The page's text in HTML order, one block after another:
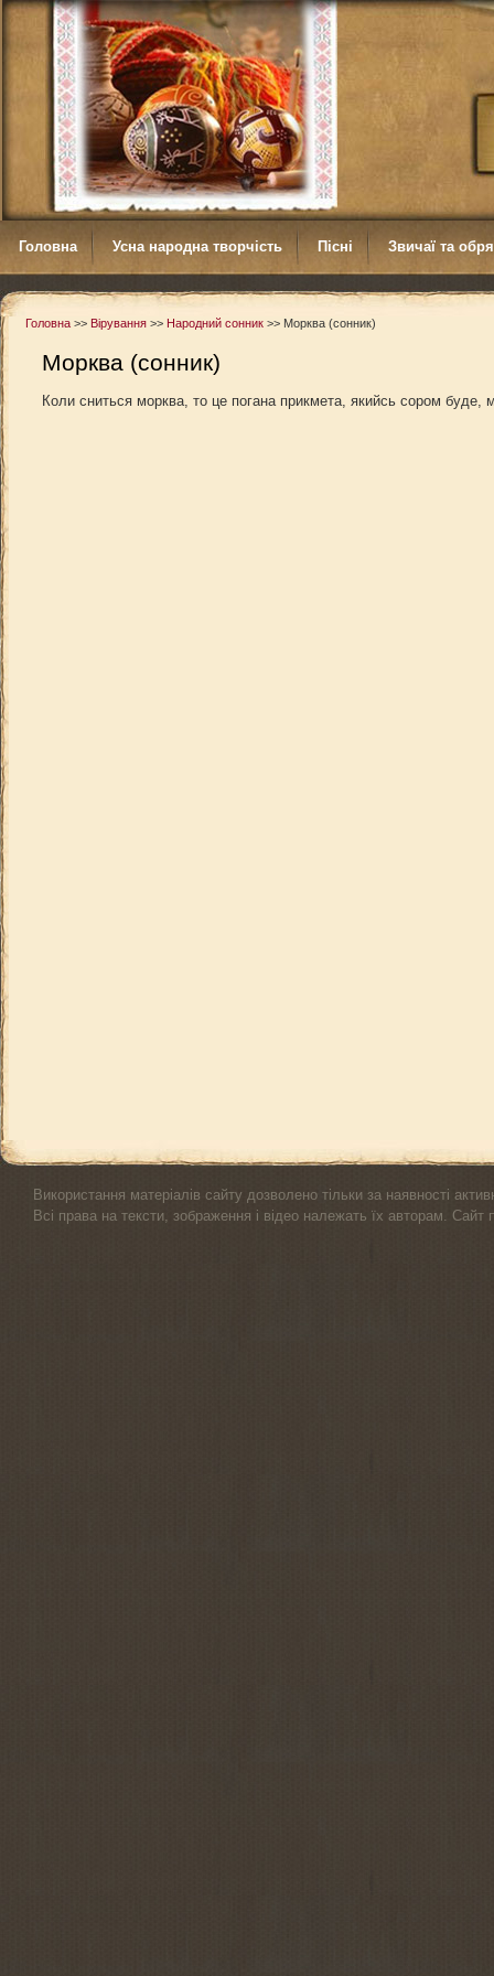
Головна Усна народна творчість Пісні Звичаї та
Головна >> Вірування >> Народний сонник >> Морква (сонник)
Морква (сонник)
Коли сниться морква, то це погана прикмета, якийсь сором буде,
Використання матеріалів сайту дозволено тільки за наявності
Всі права на тексти, зображення і відео належать їх авторам.